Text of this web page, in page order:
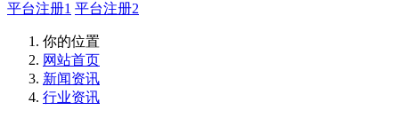
平台注册1 平台注册2
你的位置
网站首页
新闻资讯
行业资讯